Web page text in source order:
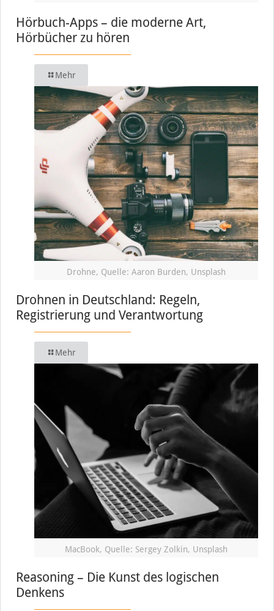
Hörbuch-Apps – die moderne Art,
Hörbücher zu hören
Mehr
Drohne, Quelle: Aaron Burden, Unsplash
Drohnen in Deutschland: Regeln,
Registrierung und Verantwortung
Mehr
MacBook, Quelle: Sergey Zolkin, Unsplash
Reasoning – Die Kunst des logischen
Denkens